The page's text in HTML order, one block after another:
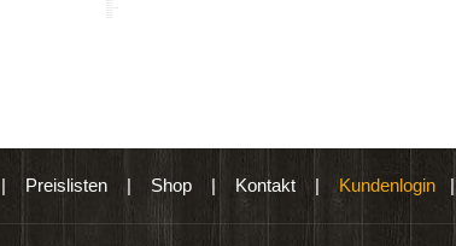
Preislisten| Shop| Kontakt| Kundenlogin